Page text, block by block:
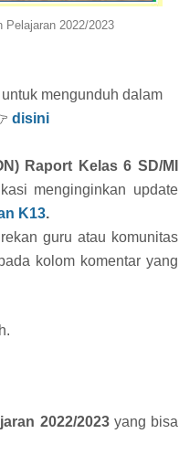
2022/2023
mengunduh dalam
disini
Raport Kelas 6 SD/MI
menginginkan update
K13.
guru atau komunitas
kolom komentar yang
2022/2023 yang bisa